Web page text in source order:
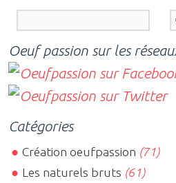
Oeuf passion sur les
Catégories
Création oeufpassion (71)
Les naturels bruts (61)